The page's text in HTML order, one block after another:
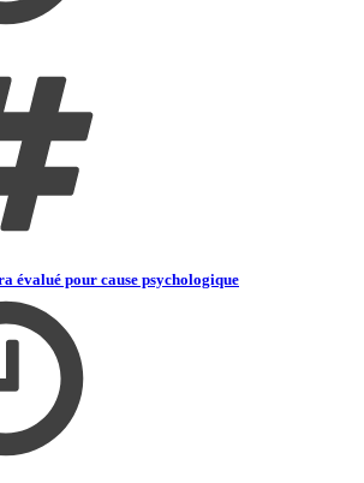
évalué pour cause psychologique